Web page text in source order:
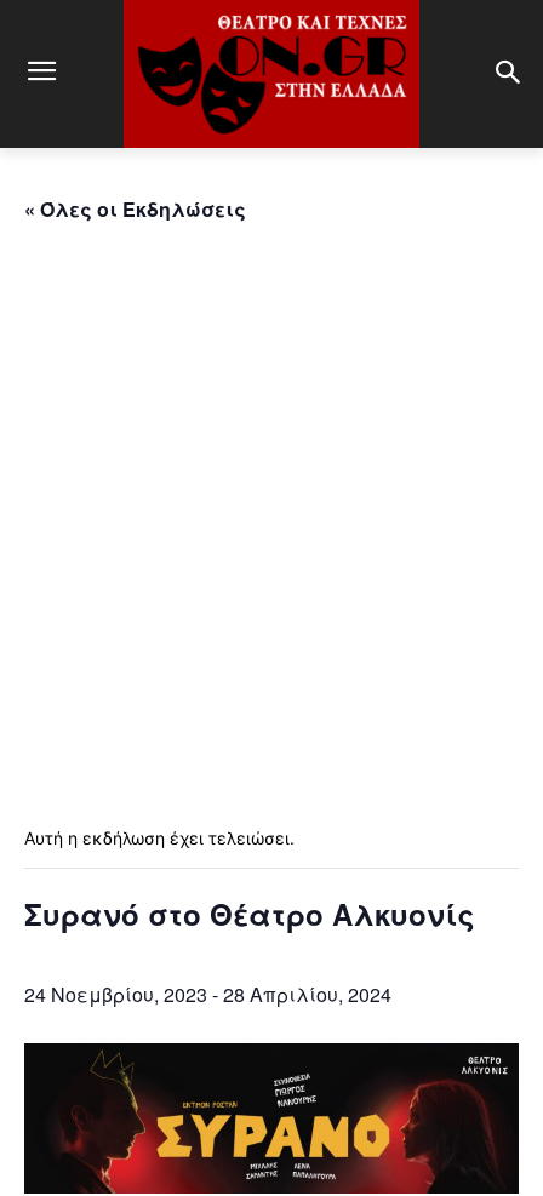
« Όλες οι Εκδηλώσεις
Αυτή η εκδήλωση έχει τελειώσει.
Συρανό στο Θέατρο Αλκυονίς
24 Νοεμβρίου, 2023 -28 Απριλίου, 2024